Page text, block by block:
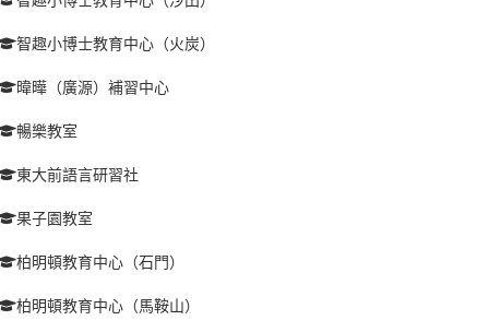
智趣小博士教育中心（火炭）
暐曄（廣源）補習中心
暢樂教室
東大前語言研習社
果子園教室
柏明頓教育中心（石門）
柏明頓教育中心（馬鞍山）